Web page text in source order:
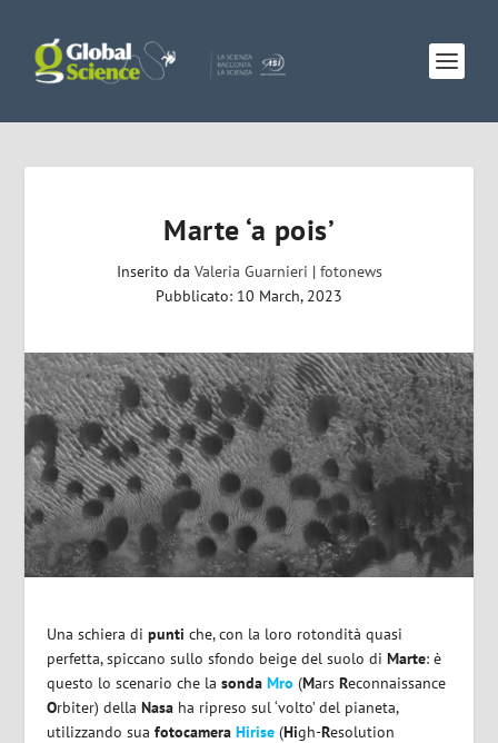
Marte ‘a pois’
Inserito da Valeria Guarnieri | fotonews
Pubblicato: 10 March, 2023
Una schiera dipunti che, con la loro rotondità quasi
perfetta, spiccano sullo sfondo beige del suolo diMarte: è
questo lo scenario che la sondaMro (MarsReconnaissance
Orbiter) dellaNasa ha ripreso sul ‘volto’ del pianeta,
utilizzando suafotocameraHirise (High-Resolution